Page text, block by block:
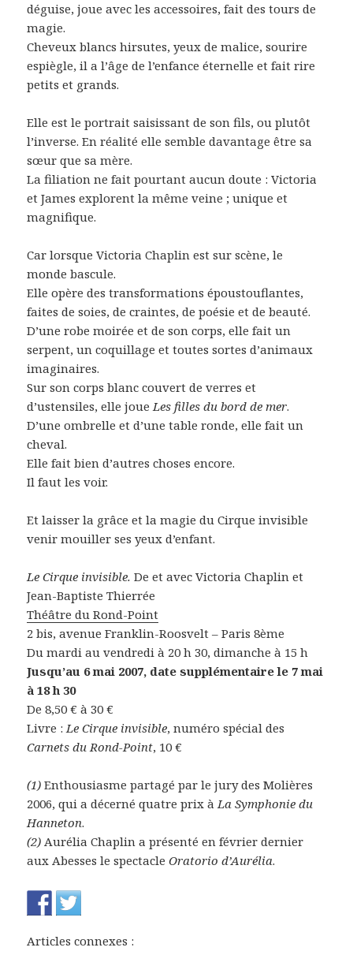
déguise, joue avec les accessoires, fait des tours de
magie.
Cheveux blancs hirsutes, yeux de malice, sourire
espiègle, il a l’âge de l’enfance éternelle et fait rire
petits et grands.
Elle est le portrait saisissant de son fils, ou plutôt
l’inverse. En réalité elle semble davantage être sa
sœur que sa mère.
La filiation ne fait pourtant aucun doute : Victoria
et James explorent la même veine ; unique et
magnifique.
Car lorsque Victoria Chaplin est sur scène, le
monde bascule.
Elle opère des transformations époustouflantes,
faites de soies, de craintes, de poésie et de beauté.
D’une robe moirée et de son corps, elle fait un
serpent, un coquillage et toutes sortes d’animaux
imaginaires.
Sur son corps blanc couvert de verres et
d’ustensiles, elle joueLes filles du bord de mer.
D’une ombrelle et d’une table ronde, elle fait un
cheval.
Elle fait bien d’autres choses encore.
Il faut les voir.
Et laisser la grâce et la magie du Cirque invisible
venir mouiller ses yeux d’enfant.
Le Cirque invisible. De et avec Victoria Chaplin et
Jean-Baptiste Thierrée
Théâtre du Rond-Point
2 bis, avenue Franklin-Roosvelt – Paris 8ème
Du mardi au vendredi à 20 h 30, dimanche à 15 h
Jusqu’au 6 mai 2007, date supplémentaire le 7 mai
à 18 h 30
De 8,50 € à 30 €
Livre :Le Cirque invisible, numéro spécial des
Carnets du Rond-Point, 10 €
(1) Enthousiasme partagé par le jury des Molières
2006, qui a décerné quatre prix àLa Symphonie du
Hanneton.
(2) Aurélia Chaplin a présenté en février dernier
aux Abesses le spectacleOratorio d’Aurélia.
Articles connexes :